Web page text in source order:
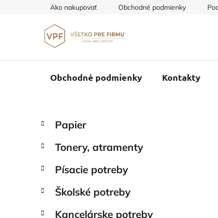
Ako nakupovať Obchodné podmienky
Obchodné podmienky Kontakty
B
č
ý
a
n
kategórie
K
a
e
ó
i
Papier
Tonery, atramenty
Písacie potreby
Školské potreby
Kancelárske potreby